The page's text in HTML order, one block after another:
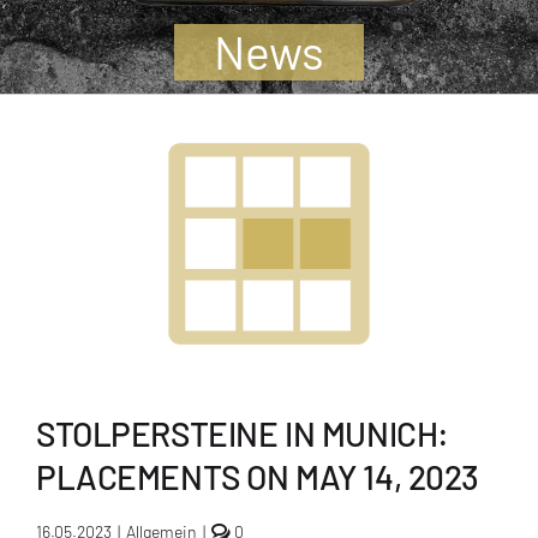
Jugendliche
Unterstützen
News
STOLPERSTEINE IN MUNICH:
PLACEMENTS ON MAY 14, 2023
16.05.2023 | Allgemein | 0comments